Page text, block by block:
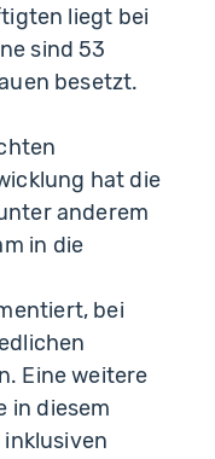
liegt bei
sind 53
besetzt.
hat die
anderem
in die
bei
Eine weitere
in diesem